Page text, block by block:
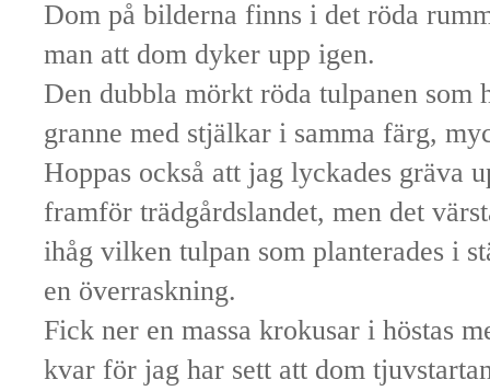
Dom på bilderna finns i det röda
man att dom dyker upp igen.
Den dubbla mörkt röda tulpanen som
granne med stjälkar i samma färg,
Hoppas också att jag lyckades gräva
framför trädgårdslandet, men det
ihåg vilken tulpan som planterades i
en överraskning.
Fick ner en massa krokusar i höstas
kvar för jag har sett att dom